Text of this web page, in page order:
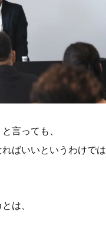
言っても、
ばいいというわけでは
は、